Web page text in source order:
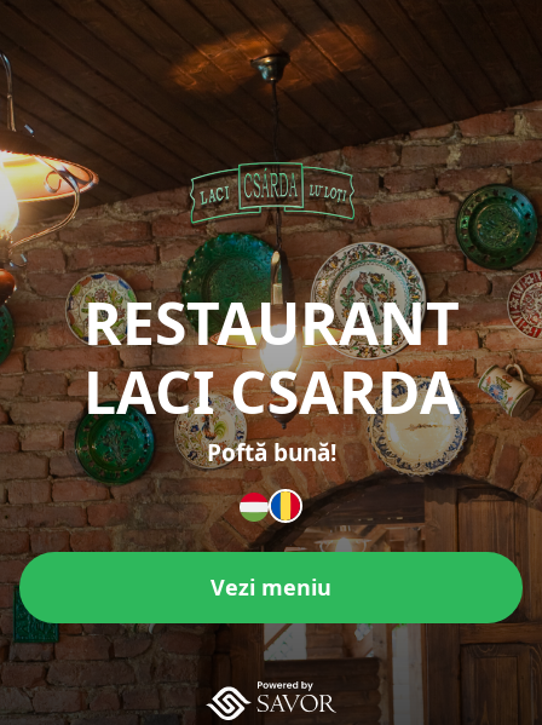
RESTAURANT
LACI CSARDA
Poftă bună!
Vezi meniu